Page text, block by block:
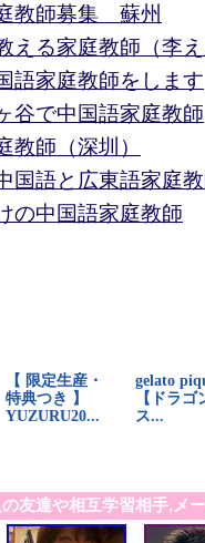
教師募集 蘇州
える家庭教師（李え
語家庭教師をします
谷で中国語家庭教師
教師（深圳）
語と広東語家庭
の中国語家庭教師
友達や相互学習相手,メ